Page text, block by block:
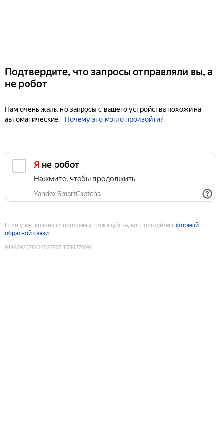
Подтвердите, что запросы отправляли вы, а
не робот
Нам очень жаль, но запросы с вашего устройства похожи на
автоматические.
Почему это могло произойти?
Я не робот
Нажмите, чтобы продолжить
Yandex SmartCaptcha
Если у вас возникли проблемы, пожалуйста, воспользуйтесьформой
обратной связи
9194092378424527507:1786270094